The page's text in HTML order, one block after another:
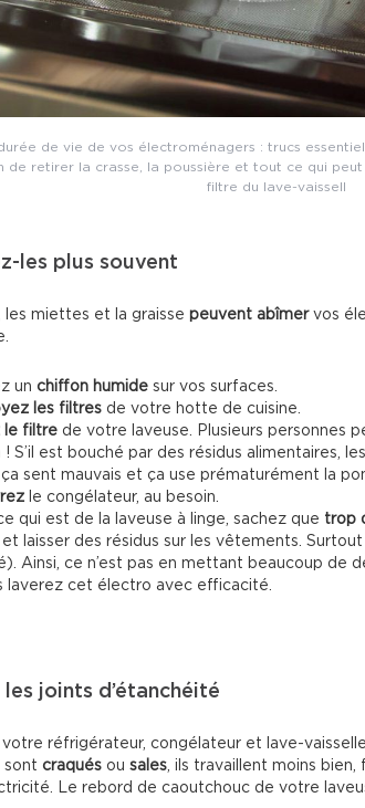
de vie de vos électroménagers : trucs
de retirer la crasse, la poussière et tout ce qui
filtre du lave-vaissell
les plus souvent
les miettes et la graisse peuvent abîmervos
un chiffon humide sur vos surfaces.
les filtres de votre hotte de cuisine.
le filtre de votre laveuse. Plusieurs personnes
! S’il est bouché par des résidus alimentaires,
sent mauvais et ça use prématurément la
le congélateur, au besoin.
qui est de la laveuse à linge, sachez que trop
laisser des résidus sur les vêtements.
Ainsi, ce n’est pas en mettant beaucoup de
laverez cet électro avec efficacité.
joints d’étanchéité
réfrigérateur, congélateur et lave-
sont craqués ou sales, ils travaillent moins
Le rebord de caoutchouc de votre